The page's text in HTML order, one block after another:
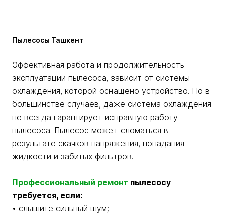
Пылесосы Ташкент
Эффективная работа и продолжительность
эксплуатации пылесоса, зависит от системы
охлаждения, которой оснащено устройство. Но в
большинстве случаев, даже система охлаждения
не всегда гарантирует исправную работу
пылесоса. Пылесос может сломаться в
результате скачков напряжения, попадания
жидкости и забитых фильтров.
Профессиональный ремонт пылесосу
требуется, если:
• слышите сильный шум;